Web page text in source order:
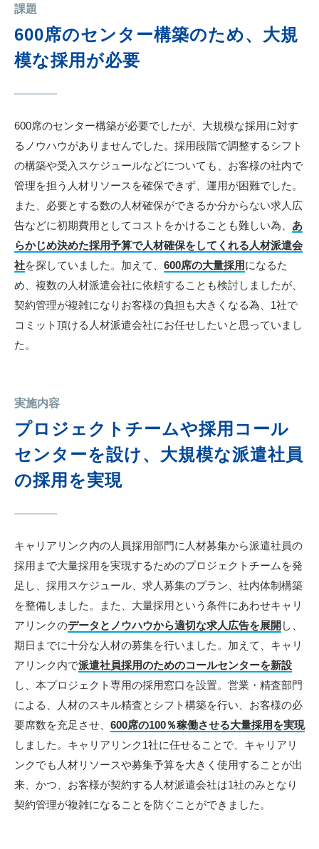
課題
600席のセンター構築のため、大規
模な採用が必要
600席のセンター構築が必要でしたが、大規模な採用に対す
るノウハウがありませんでした。採用段階で調整するシフト
の構築や受入スケジュールなどについても、お客様の社内で
管理を担う人材リソースを確保できず、運用が困難でした。
また、必要とする数の人材確保ができるか分からない求人広
告などに初期費用としてコストをかけることも難しい為、 あ
らかじめ決めた採用予算で人材確保をしてくれる人材派遣会
社を探していました。加えて、 600席の大量採用になるた
め、複数の人材派遣会社に依頼することも検討しましたが、
契約管理が複雑になりお客様の負担も大きくなる為、1社で
コミット頂ける人材派遣会社にお任せしたいと思っていまし
た。
実施内容
プロジェクトチームや採用コール
センターを設け、大規模な派遣社員
の採用を実現
キャリアリンク内の人員採用部門に人材募集から派遣社員の
採用まで大量採用を実現するためのプロジェクトチームを発
足し、採用スケジュール、求人募集のプラン、社内体制構築
を整備しました。また、大量採用という条件にあわせキャリ
アリンクのデータとノウハウから適切な求人広告を展開 し、
期日までに十分な人材の募集を行いました。加えて、キャリ
アリンク内で派遣社員採用のためのコールセンターを新設
し、本プロジェクト専用の採用窓口を設置。営業・精査部門
による、人材のスキル精査とシフト構築を行い、お客様の必
要席数を充足させ、 600席の100％稼働させる大量採用を実現
しました。キャリアリンク1社に任せることで、キャリアリ
ンクでも人材リソースや募集予算を大きく使用することが出
来、かつ、お客様が契約する人材派遣会社は1社のみとなり
契約管理が複雑になることを防ぐことができました。